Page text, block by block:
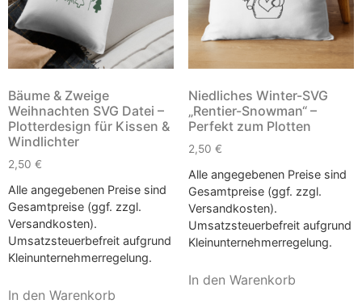
Bäume & Zweige
Weihnachten SVG Datei –
Plotterdesign für Kissen &
Windlichter
2,50 €
Alle angegebenen Preise sind
Gesamtpreise (ggf. zzgl.
Versandkosten).
Umsatzsteuerbefreit aufgrund
Kleinunternehmerregelung.
In den Warenkorb
Niedliches Winter-SVG
„Rentier-Snowman“ –
Perfekt zum Plotten
2,50 €
Alle angegebenen Preise sind
Gesamtpreise (ggf. zzgl.
Versandkosten).
Umsatzsteuerbefreit aufgrund
Kleinunternehmerregelung.
In den Warenkorb